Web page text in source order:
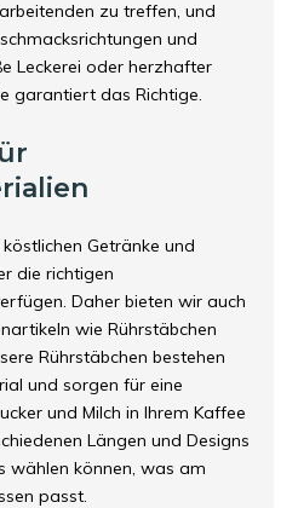
zu treffen, und
und
Leckerei oder herzhafter
garantiert das Richtige.
Getränke und
die richtigen
Daher bieten wir auch
wie Rührstäbchen
Rührstäbchen bestehen
und sorgen für eine
und Milch in Ihrem Kaffee
Längen und Designs
wählen können, was am
passt.